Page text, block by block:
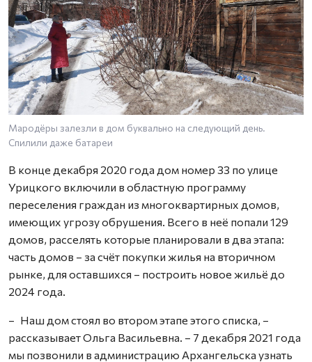
Мародёры залезли в дом буквально на следующий день.
Спилили даже батареи
В конце декабря 2020 года дом номер 33 по улице
Урицкого включили в областную программу
переселения граждан из многоквартирных домов,
имеющих угрозу обрушения. Всего в неё попали 129
домов, расселять которые планировали в два этапа:
часть домов – за счёт покупки жилья на вторичном
рынке, для оставшихся – построить новое жильё до
2024 года.
– Наш дом стоял во втором этапе этого списка, –
рассказывает Ольга Васильевна. – 7 декабря 2021 года
мы позвонили в администрацию Архангельска узнать